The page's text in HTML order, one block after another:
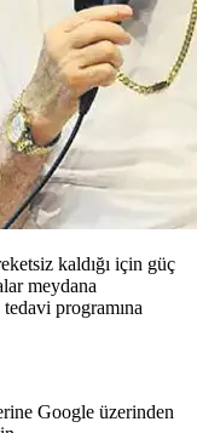
kaldığı için güç
meydana
programına
Google üzerinden